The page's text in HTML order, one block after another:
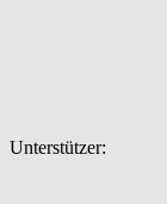
Unterstützer: